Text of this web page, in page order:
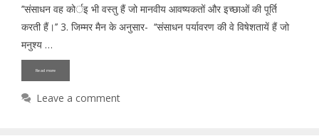
’’संसाधन वह कोर्इ भी वस्तु हैं जो मानवीय आवष्यकतों और इच्छाओं की पूर्ति
करती हैं।’’ 3. जिम्मर मैन के अनुसार- ‘‘संसाधन पर्यावरण की वे विषेशतायें हैं जो
मनुश्य …
Read more
Leave a comment